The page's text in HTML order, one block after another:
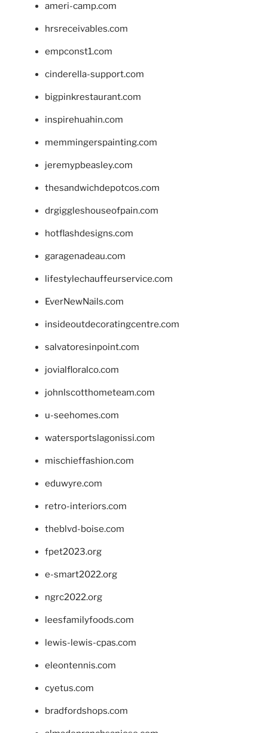
ameri-camp.com
hrsreceivables.com
empconst1.com
cinderella-support.com
bigpinkrestaurant.com
inspirehuahin.com
memmingerspainting.com
jeremypbeasley.com
thesandwichdepotcos.com
drgiggleshouseofpain.com
hotflashdesigns.com
garagenadeau.com
lifestylechauffeurservice.com
EverNewNails.com
insideoutdecoratingcentre.com
salvatoresinpoint.com
jovialfloralco.com
johnlscotthometeam.com
u-seehomes.com
watersportslagonissi.com
mischieffashion.com
eduwyre.com
retro-interiors.com
theblvd-boise.com
fpet2023.org
e-smart2022.org
ngrc2022.org
leesfamilyfoods.com
lewis-lewis-cpas.com
eleontennis.com
cyetus.com
bradfordshops.com